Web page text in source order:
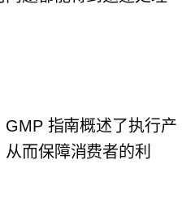
指南概述了执行产
而保障消费者的利